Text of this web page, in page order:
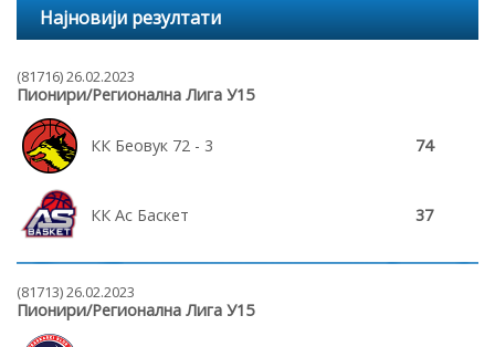
Најновији резултати
(81716) 26.02.2023
Пионири/Регионална Лига У15
КК Беовук 72 - 3 74
КК Ас Баскет 37
(81713) 26.02.2023
Пионири/Регионална Лига У15